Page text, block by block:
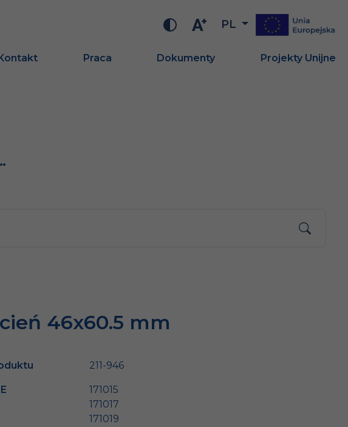
PL
Praca Dokumenty Projekty Unijne
46x60.5 mm
211-946
171015
171017
171019